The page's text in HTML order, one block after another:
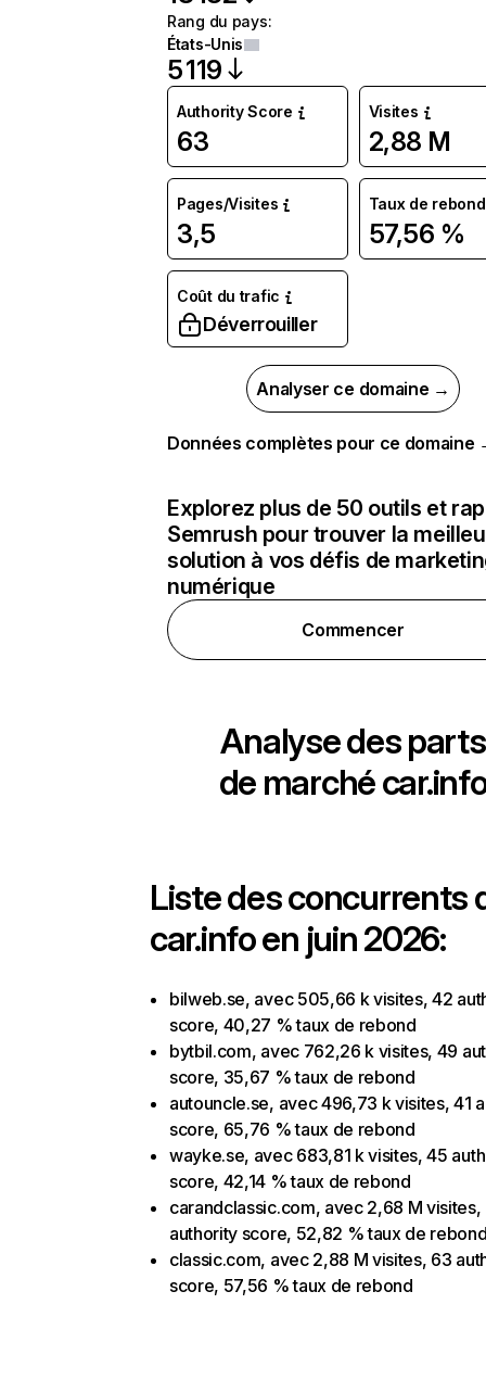
Rang du pays:
États-Unis
5 119
Authority Score
63
Visites
2,88 M
Pages/Visites
3,5
Taux de rebond
57,56 %
Coût du trafic
Déverrouiller
Analyser ce domaine →
Données complètes pour ce domaine
Explorez plus de 50 outils et
Semrush pour trouver la
solution à vos défis de
numérique
Commencer
Analyse des parts
de marché
Liste des concurrents
car.info en juin 2026:
bilweb.se, avec 505,66 k visites, 42
score, 40,27 % taux de rebond
bytbil.com, avec 762,26 k visites, 49
score, 35,67 % taux de rebond
autouncle.se, avec 496,73 k visites, 41
score, 65,76 % taux de rebond
wayke.se, avec 683,81 k visites, 45
score, 42,14 % taux de rebond
carandclassic.com, avec 2,68 M visites,
authority score, 52,82 % taux de
classic.com, avec 2,88 M visites, 63
score, 57,56 % taux de rebond